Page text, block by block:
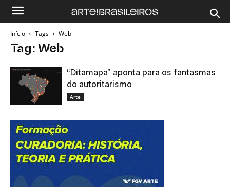
Início Tags Web
Tag: Web
“Ditamapa” aponta para os fantasmas
do autoritarismo
Arte